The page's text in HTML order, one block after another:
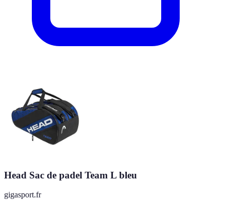
Head Sac de padel Team L bleu
gigasport.fr